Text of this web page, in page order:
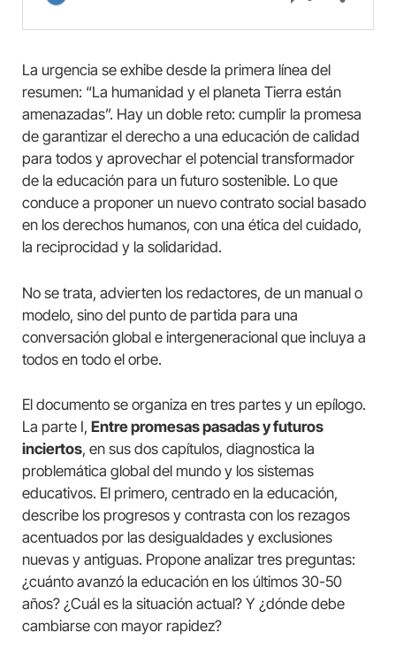
La urgencia se exhibe desde la primera línea del
resumen: “La humanidad y el planeta Tierra están
amenazadas”. Hay un doble reto: cumplir la promesa
de garantizar el derecho a una educación de calidad
para todos y aprovechar el potencial transformador
de la educación para un futuro sostenible. Lo que
conduce a proponer un nuevo contrato social basado
en los derechos humanos, con una ética del cuidado,
la reciprocidad y la solidaridad.
No se trata, advierten los redactores, de un manual o
modelo, sino del punto de partida para una
conversación global e intergeneracional que incluya a
todos en todo el orbe.
El documento se organiza en tres partes y un epílogo.
La parte I, Entre promesas pasadas y futuros
inciertos, en sus dos capítulos, diagnostica la
problemática global del mundo y los sistemas
educativos. El primero, centrado en la educación,
describe los progresos y contrasta con los rezagos
acentuados por las desigualdades y exclusiones
nuevas y antiguas. Propone analizar tres preguntas:
¿cuánto avanzó la educación en los últimos 30-50
años? ¿Cuál es la situación actual? Y ¿dónde debe
cambiarse con mayor rapidez?